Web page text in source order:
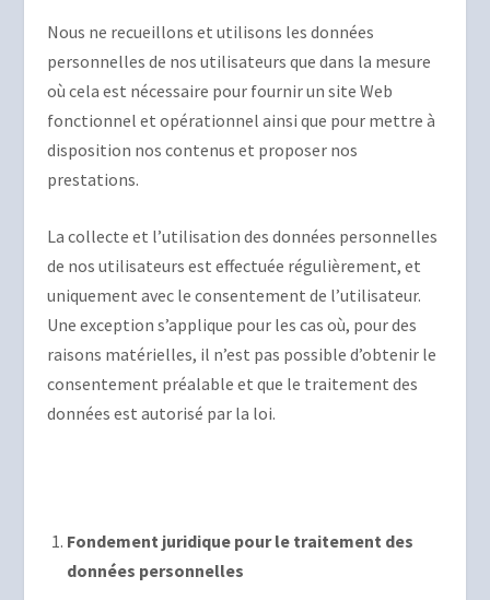
Nous ne recueillons et utilisons les données
personnelles de nos utilisateurs que dans la mesure
où cela est nécessaire pour fournir un site Web
fonctionnel et opérationnel ainsi que pour mettre à
disposition nos contenus et proposer nos
prestations.
La collecte et l’utilisation des données personnelles
de nos utilisateurs est effectuée régulièrement, et
uniquement avec le consentement de l’utilisateur.
Une exception s’applique pour les cas où, pour des
raisons matérielles, il n’est pas possible d’obtenir le
consentement préalable et que le traitement des
données est autorisé par la loi.
Fondement juridique pour le traitement des
données personnelles